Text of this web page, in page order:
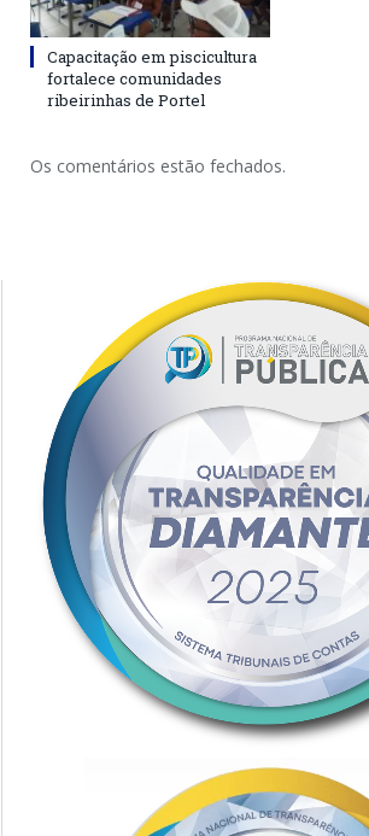
Capacitação em piscicultura
fortalece comunidades
ribeirinhas de Portel
Os comentários estão fechados.